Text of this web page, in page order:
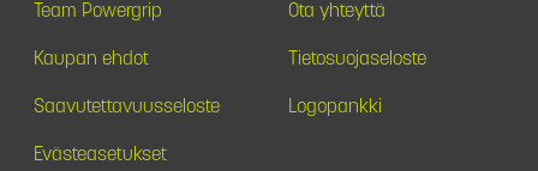
Team Powergrip Ota yhteyttä
Kaupan ehdot Tietosuojaseloste
Saavutettavuusseloste Logopankki
Evästeasetukset